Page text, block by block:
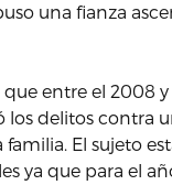
una fianza
entre el 2008 y
los delitos contra
El sujeto
ya que para el